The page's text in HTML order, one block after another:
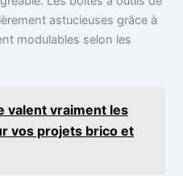
astucieuses grâce à
modulables selon les
valent vraiment les
vos projets brico et